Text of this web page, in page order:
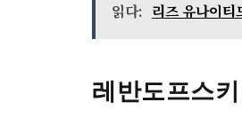
읽다: 리즈 유나이티
레반도프스키